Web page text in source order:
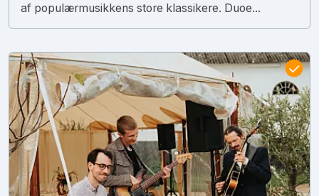
af populærmusikkens store klassikere. Duoe...